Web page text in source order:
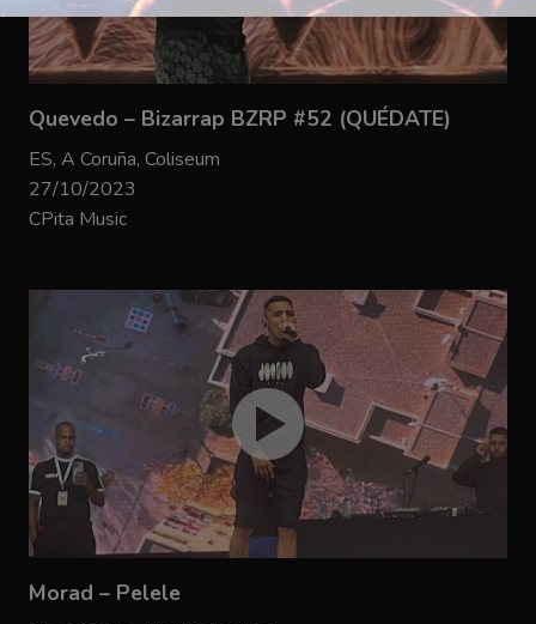
Quevedo – Bizarrap BZRP #52 (QUÉDATE)
ES, A Coruña, Coliseum
27/10/2023
CPita Music
Morad – Pelele